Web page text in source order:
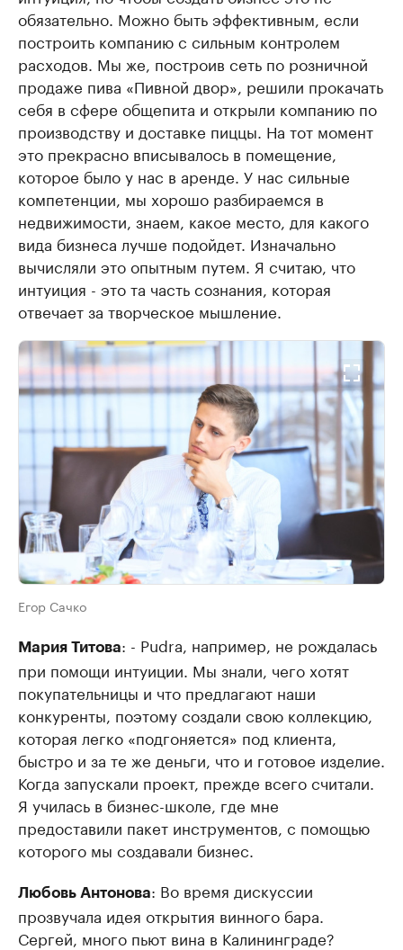
обязательно. Можно быть эффективным, если
построить компанию с сильным контролем
расходов. Мы же, построив сеть по розничной
продаже пива «Пивной двор», решили прокачать
себя в сфере общепита и открыли компанию по
производству и доставке пиццы. На тот момент
это прекрасно вписывалось в помещение,
которое было у нас в аренде. У нас сильные
компетенции, мы хорошо разбираемся в
недвижимости, знаем, какое место, для какого
вида бизнеса лучше подойдет. Изначально
вычисляли это опытным путем. Я считаю, что
интуиция - это та часть сознания, которая
отвечает за творческое мышление.
Егор Сачко
Мария Титова: - Pudra, например, не рождалась
при помощи интуиции. Мы знали, чего хотят
покупательницы и что предлагают наши
конкуренты, поэтому создали свою коллекцию,
которая легко «подгоняется» под клиента,
быстро и за те же деньги, что и готовое изделие.
Когда запускали проект, прежде всего считали.
Я училась в бизнес-школе, где мне
предоставили пакет инструментов, с помощью
которого мы создавали бизнес.
Любовь Антонова: Во время дискуссии
прозвучала идея открытия винного бара.
Сергей, много пьют вина в Калининграде?